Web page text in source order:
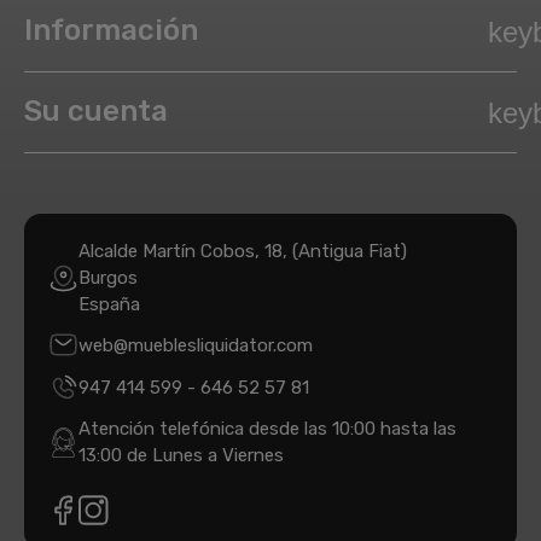
Información
Su cuenta
Alcalde Martín Cobos, 18, (Antigua Fiat)
Burgos
España
web@mueblesliquidator.com
947 414 599 - 646 52 57 81
Atención telefónica desde las 10:00 hasta las
13:00 de Lunes a Viernes